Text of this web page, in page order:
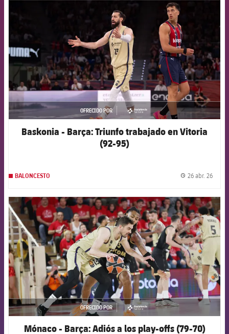
FCB Barcelona badge
OFRECIDO POR
asistencia
Baskonia - Barça: Triunfo trabajado en Vitoria
(92-95)
BALONCESTO 26 abr. 26
FCB Barcelona badge
OFRECIDO POR
asistencia
Mónaco - Barça: Adiós a los play-offs (79-70)